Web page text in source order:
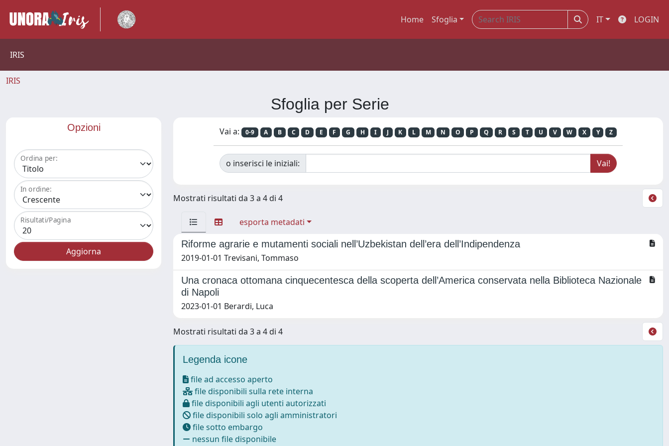
Home Sfoglia IT LOGIN
IRIS
IRIS
Sfoglia per Serie
Opzioni
Ordina per:
In ordine:
Risultati/Pagina
Vai a: 0-9 A B C D E F G H I J K L M N O P Q R S T U V W X Y Z
o inserisci le iniziali:
Mostrati risultati da 3 a 4 di 4
esporta metadati
Riforme agrarie e mutamenti sociali nell’Uzbekistan dell’era dell’Indipendenza
2019-01-01 Trevisani, Tommaso
Una cronaca ottomana cinquecentesca della scoperta dell’America conservata nella Biblioteca Nazionale
di Napoli
2023-01-01 Berardi, Luca
Mostrati risultati da 3 a 4 di 4
Legenda icone
file ad accesso aperto
file disponibili sulla rete interna
file disponibili agli utenti autorizzati
file disponibili solo agli amministratori
file sotto embargo
nessun file disponibile